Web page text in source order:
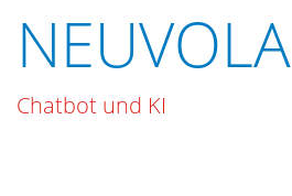
NEUVOLA
Chatbot und KI